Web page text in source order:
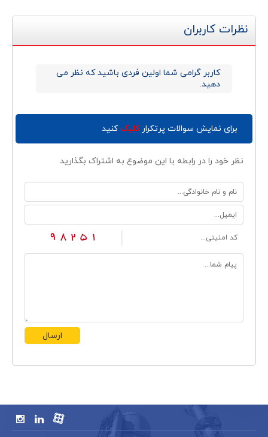
نظرات کاربران
کاربر گرامی شما اولین فردی باشید که نظر می
دهید.
برای نمایش سوالات پرتکرارکلیک کنید
نظر خود را در رابطه با این موضوع به اشتراک بگذارید